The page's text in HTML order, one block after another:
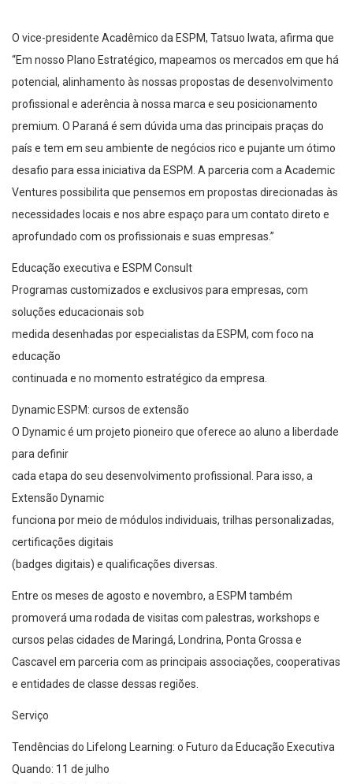
O vice-presidente Acadêmico da ESPM, Tatsuo Iwata, afirma que
“Em nosso Plano Estratégico, mapeamos os mercados em que há
potencial, alinhamento às nossas propostas de desenvolvimento
profissional e aderência à nossa marca e seu posicionamento
premium. O Paraná é sem dúvida uma das principais praças do
país e tem em seu ambiente de negócios rico e pujante um ótimo
desafio para essa iniciativa da ESPM. A parceria com a Academic
Ventures possibilita que pensemos em propostas direcionadas às
necessidades locais e nos abre espaço para um contato direto e
aprofundado com os profissionais e suas empresas.”
Educação executiva e ESPM Consult
Programas customizados e exclusivos para empresas, com
soluções educacionais sob
medida desenhadas por especialistas da ESPM, com foco na
educação
continuada e no momento estratégico da empresa.
Dynamic ESPM: cursos de extensão
O Dynamic é um projeto pioneiro que oferece ao aluno a liberdade
para definir
cada etapa do seu desenvolvimento profissional. Para isso, a
Extensão Dynamic
funciona por meio de módulos individuais, trilhas personalizadas,
certificações digitais
(badges digitais) e qualificações diversas.
Entre os meses de agosto e novembro, a ESPM também
promoverá uma rodada de visitas com palestras, workshops e
cursos pelas cidades de Maringá, Londrina, Ponta Grossa e
Cascavel em parceria com as principais associações, cooperativas
e entidades de classe dessas regiões.
Serviço
Tendências do Lifelong Learning: o Futuro da Educação Executiva
Quando: 11 de julho